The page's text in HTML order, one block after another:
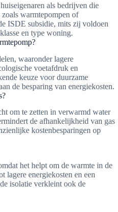
als bedrijven die
warmtepompen of
ISDE subsidie, mits zij voldoen
en type woning.
waaronder lagere
voetafdruk en
keuze voor duurzame
de besparing van energiekosten.
om te zetten in verwarmd water
de afhankelijkheid van gas
kostenbesparingen op
het helpt om de warmte in de
lagere energiekosten en een
isolatie verkleint ook de